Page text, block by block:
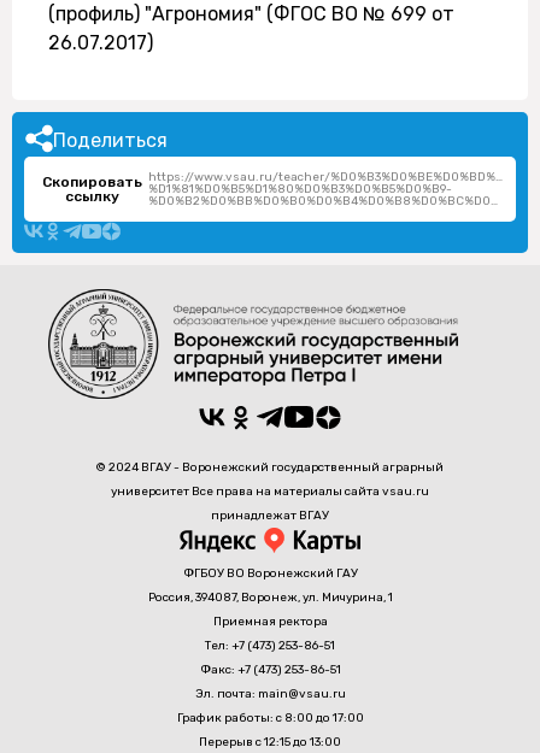
(профиль) "Агрономия" (ФГОС ВО № 699 от
26.07.2017)
Поделиться
Скопировать
ссылку
https://www.vsau.ru/teacher/
%D1%81%D0%B5%D1%80%D0%B3%D0%B5%D0%B9-
%D0%B2%D0%BB%D0%B0%D0%B4%D0%B8%D0%BC%D0%B8%D1%80%D0%BE%D0%B2%D0%B8%D1%87/
© 2024 ВГАУ - Воронежский государственный аграрный
университет Все права на материалы сайта vsau.ru
принадлежат ВГАУ
ФГБОУ ВО Воронежский ГАУ
Россия, 394087, Воронеж, ул. Мичурина, 1
Приемная ректора
Тел: +7 (473) 253-86-51
Факс: +7 (473) 253-86-51
Эл. почта: main@vsau.ru
График работы: с 8:00 до 17:00
Перерыв с 12:15 до 13:00